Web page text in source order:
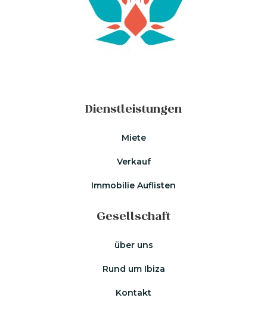
Dienstleistungen
Miete
Verkauf
Immobilie Auflisten
Gesellschaft
über uns
Rund um Ibiza
Kontakt